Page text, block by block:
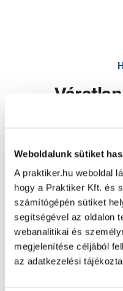
Weboldalunk sütiket
A praktiker.hu weboldal
hogy a Praktiker Kft. és
számítógépén sütiket
segítségével az oldalon
webanalitikai és
megjelenítése céljából
az adatkezelési